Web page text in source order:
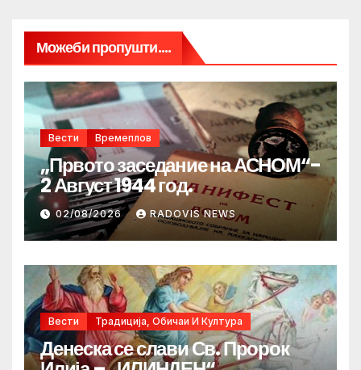
Можеби пропушти....
Вести Времеплов
„Првото заседание на АСНОМ“-
2 Август 1944 год.
02/08/2026 RADOVIS NEWS
Вести Традиција, Обичаи И Култура
Денеска се слави Св. Пророк